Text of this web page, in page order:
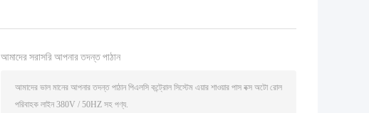
আমাদের সরাসরি আপনার তদন্ত পাঠান